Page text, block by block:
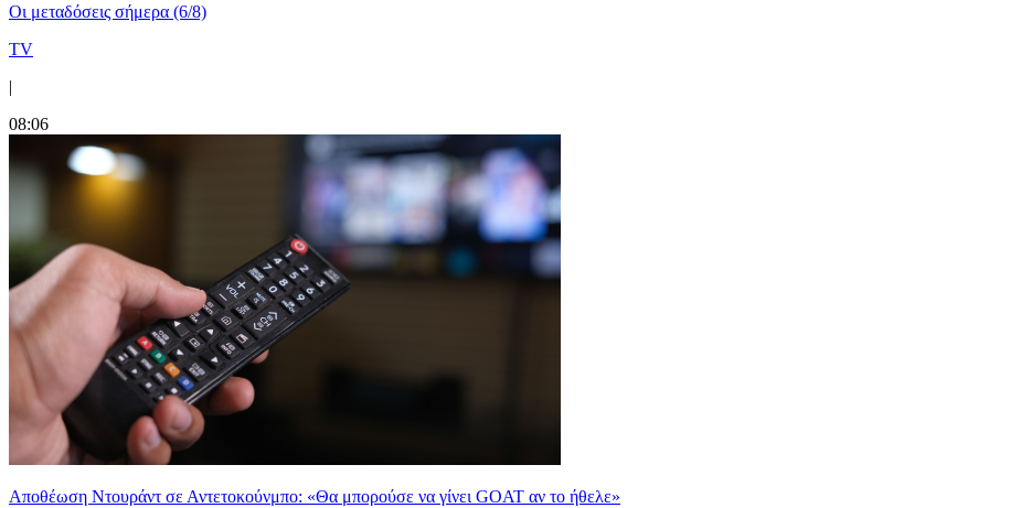
Οι μεταδόσεις σήμερα (6/8)
TV
|
08:06
Αποθέωση Ντουράντ σε Αντετοκούνμπο: «Θα μπορούσε να γίνει GOAT αν το ήθελε»